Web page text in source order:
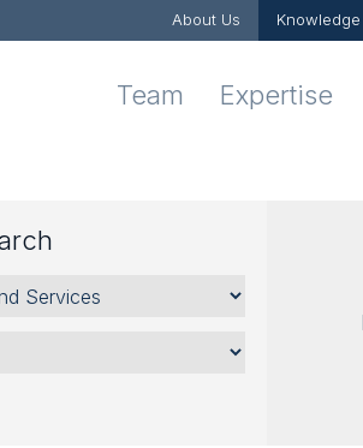
About Us Knowledge
Team Expertise